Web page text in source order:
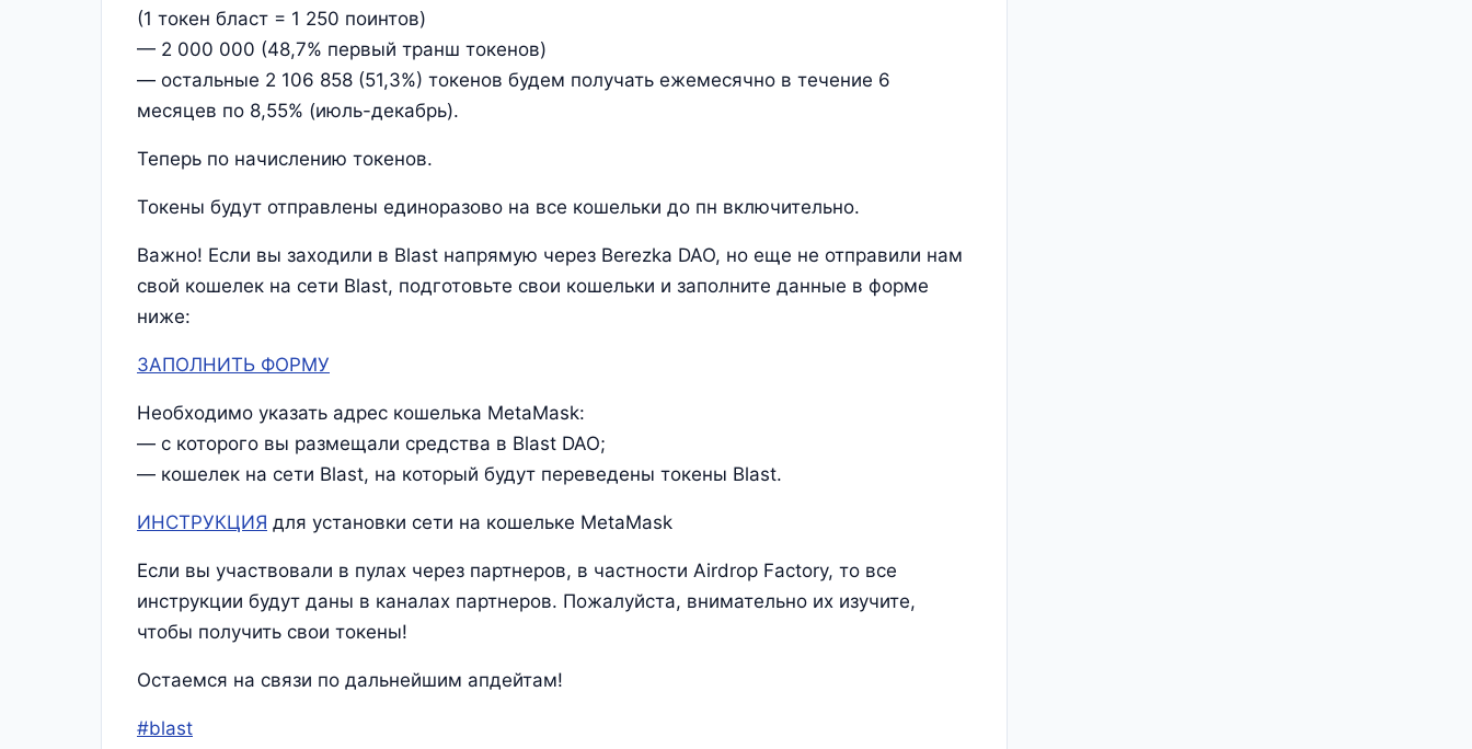
(1 токен бласт = 1 250 поинтов)
— 2 000 000 (48,7% первый транш токенов)
— остальные 2 106 858 (51,3%) токенов будем получать ежемесячно в течение 6
месяцев по 8,55% (июль-декабрь).
Теперь по начислению токенов.
Токены будут отправлены единоразово на все кошельки до пн включительно.
Важно! Если вы заходили в Blast напрямую через Berezka DAO, но еще не отправили нам
свой кошелек на сети Blast, подготовьте свои кошельки и заполните данные в форме
ниже:
ЗАПОЛНИТЬ ФОРМУ
Необходимо указать адрес кошелька MetaMask:
— c которого вы размещали средства в Blast DAO;
— кошелек на сети Blast, на который будут переведены токены Blast.
ИНСТРУКЦИЯ для установки сети на кошельке MetaMask
Если вы участвовали в пулах через партнеров, в частности Airdrop Factory, то все
инструкции будут даны в каналах партнеров. Пожалуйста, внимательно их изучите,
чтобы получить свои токены!
Остаемся на связи по дальнейшим апдейтам!
#blast